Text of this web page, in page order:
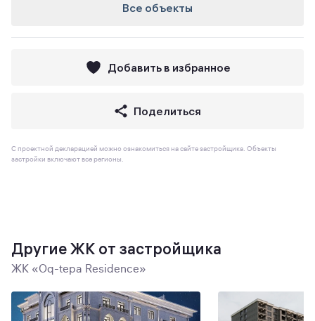
Все объекты
Добавить в избранное
Поделиться
С проектной декларацией можно ознакомиться на сайте застройщика. Объекты
застройки включают все регионы.
Другие ЖК от застройщика
ЖК «Oq-tepa Residence»